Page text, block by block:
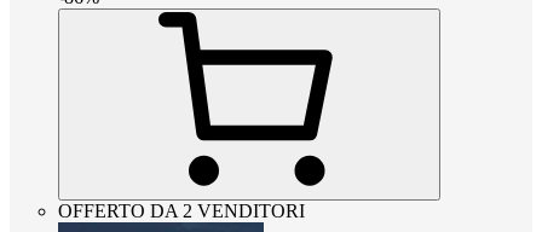
OFFERTO DA 2 VENDITORI